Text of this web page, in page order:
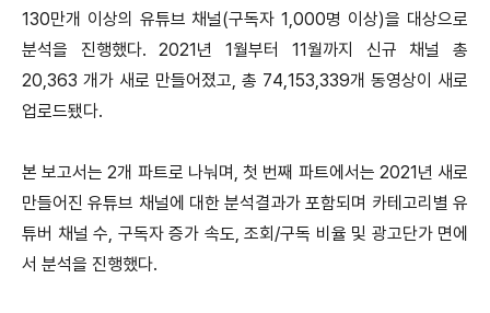
130만개 이상의 유튜브 채널(구독자 1,000명 이상)을 대상으로
분석을 진행했다. 2021년 1월부터 11월까지 신규 채널 총
20,363 개가 새로 만들어졌고, 총 74,153,339개 동영상이 새로
업로드됐다.
본 보고서는 2개 파트로 나눠며, 첫 번째 파트에서는 2021년 새로
만들어진 유튜브 채널에 대한 분석결과가 포함되며 카테고리별 유
튜버 채널 수, 구독자 증가 속도, 조회/구독 비율 및 광고단가 면에
서 분석을 진행했다.